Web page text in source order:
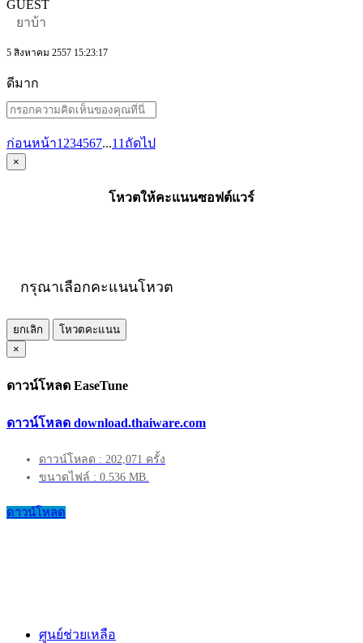
GUEST
ยาบ้า
5 สิงหาคม 2557 15:23:17
ดีมาก
ก่อนหน้า1 234567...11 ถัดไป
×
โหวตให้คะแนนซอฟต์แวร์
กรุณาเลือกคะแนนโหวต
ยกเลิก
โหวตคะแนน
×
ดาวน์โหลด EaseTune
ดาวน์โหลด download.thaiware.com
ดาวน์โหลด : 202,071 ครั้ง
ขนาดไฟล์ : 0.536 MB.
ดาวน์โหลด
ศูนย์ช่วยเหลือ